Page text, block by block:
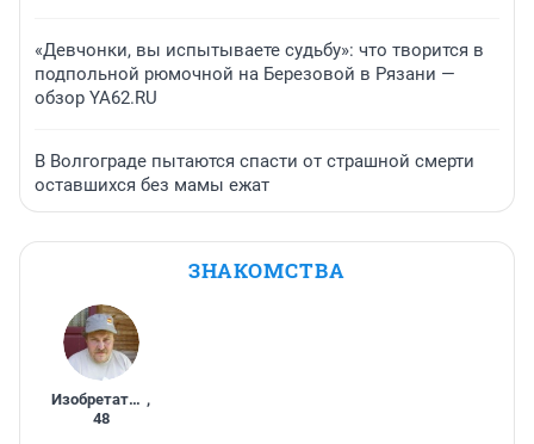
«Девчонки, вы испытываете судьбу»: что творится в
подпольной рюмочной на Березовой в Рязани —
обзор YA62.RU
В Волгограде пытаются спасти от страшной смерти
оставшихся без мамы ежат
ЗНАКОМСТВА
Изобретатель ,
48